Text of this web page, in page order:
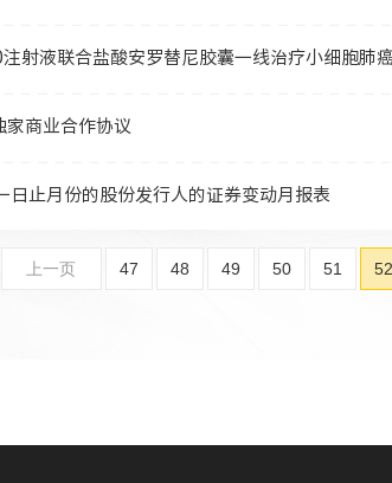
射液联合盐酸安罗替尼胶囊一线治疗小细胞肺
家商业合作协议
日止月份的股份发行人的证券变动月报表
上一页 47 48 49 50 51 52